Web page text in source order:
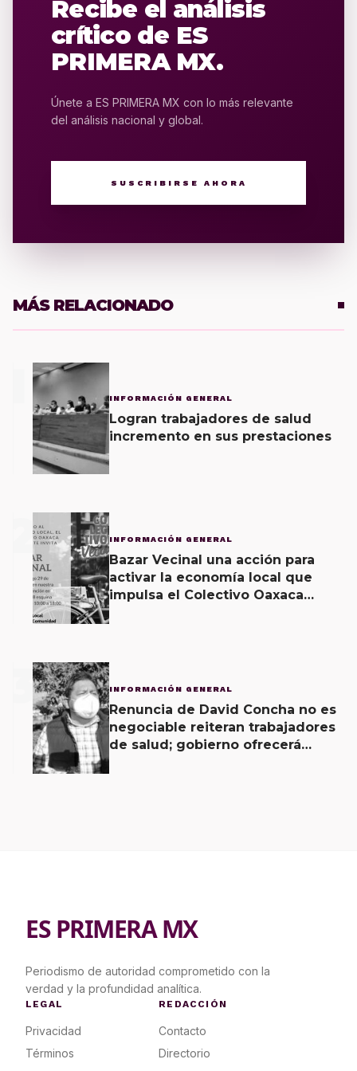
Recibe el análisis
crítico de ES
PRIMERA MX.
Únete a ES PRIMERA MX con lo más relevante
del análisis nacional y global.
SUSCRIBIRSE AHORA
MÁS RELACIONADO
INFORMACIÓN GENERAL
Logran trabajadores de salud
incremento en sus prestaciones
2 INFORMACIÓN GENERAL
Bazar Vecinal una acción para
activar la economía local que
impulsa el Colectivo Oaxaca
3 INFORMACIÓN GENERAL
Renuncia de David Concha no es
negociable reiteran trabajadores
de salud; gobierno ofrecerá
ES PRIMERA MX
Periodismo de autoridad comprometido con la
verdad y la profundidad analítica.
LEGAL
Privacidad
Términos
REDACCIÓN
Contacto
Directorio